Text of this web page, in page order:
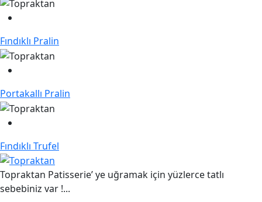
Fındıklı Pralin
Portakallı Pralin
Fındıklı Trufel
Topraktan Patisserie’ ye uğramak için yüzlerce tatlı
sebebiniz var !...